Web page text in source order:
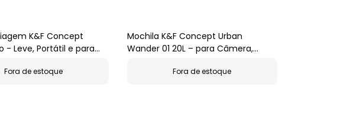
K&F Concept
- Leve, Portátil e para
Fora de estoque
Mochila K&F Concept Urban
Wander 01 20L – para Câmera,
Fora de estoque